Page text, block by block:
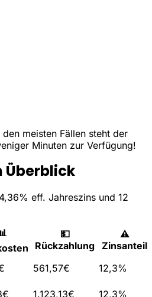
den meisten Fällen steht der
Minuten zur Verfügung!
Überblick
eff. Jahreszins und 12
💵
Rückzahlung
⚠️
Zinsanteil
561,57€ 12,3%
1.123,13€ 12,3%